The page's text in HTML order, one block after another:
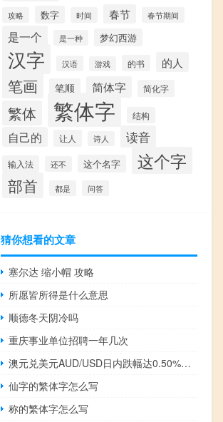
攻略 数字 时间 春节 春节期间
是一个 是一种 梦幻西游
汉字 汉语 游戏 的书 的人
笔画 笔顺 简体字 简化字
繁体 繁体字 结构
自己的 让人 诗人 读音
输入法 还不 这个名字 这个字
部首 都是 问答
猜你想看的文章
塞尔达 缩小帽 攻略
所愿皆所得是什么意思
顺德冬天阴冷吗
重庆事业单位招聘一年几次
澳元兑美元AUD/USD日内跌幅达0.50%现报0.6422
仙字的繁体字怎么写
称的繁体字怎么写